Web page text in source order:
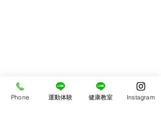
Phone 運動体験 健康教室 Instagram